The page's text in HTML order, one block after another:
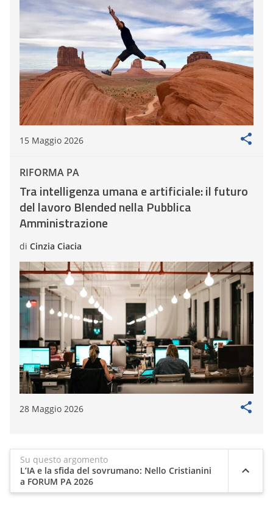
15 Maggio 2026
RIFORMA PA
Tra intelligenza umana e artificiale: il futuro
del lavoro Blended nella Pubblica
Amministrazione
di Cinzia Ciacia
28 Maggio 2026
Su questo argomento
L’IA e la sfida del sovrumano: Nello Cristianini
a FORUM PA 2026